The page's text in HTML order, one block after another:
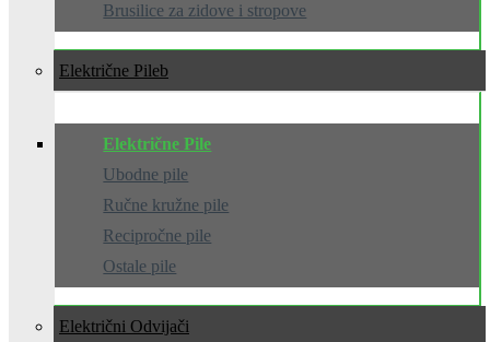
Brusilice za zidove i stropove
Električne Pile
Električne Pile
Ubodne pile
Ručne kružne pile
Recipročne pile
Ostale pile
Električni Odvijači